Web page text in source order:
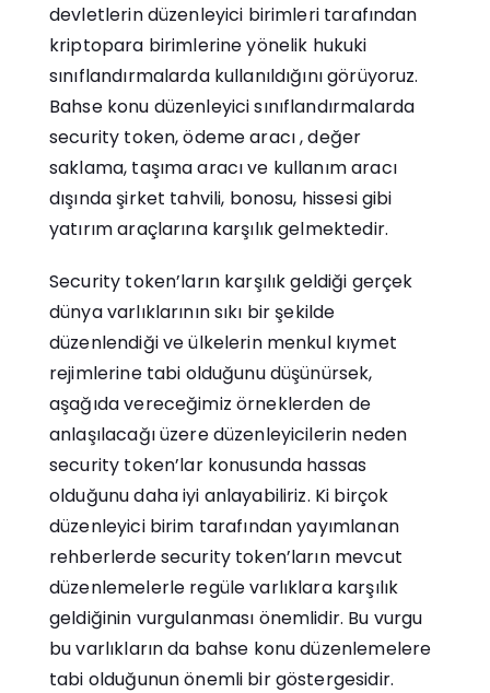
devletlerin düzenleyici birimleri tarafından
kriptopara birimlerine yönelik hukuki
sınıflandırmalarda kullanıldığını görüyoruz.
Bahse konu düzenleyici sınıflandırmalarda
security token, ödeme aracı , değer
saklama, taşıma aracı ve kullanım aracı
dışında şirket tahvili, bonosu, hissesi gibi
yatırım araçlarına karşılık gelmektedir.
Security token’ların karşılık geldiği gerçek
dünya varlıklarının sıkı bir şekilde
düzenlendiği ve ülkelerin menkul kıymet
rejimlerine tabi olduğunu düşünürsek,
aşağıda vereceğimiz örneklerden de
anlaşılacağı üzere düzenleyicilerin neden
security token’lar konusunda hassas
olduğunu daha iyi anlayabiliriz. Ki birçok
düzenleyici birim tarafından yayımlanan
rehberlerde security token’ların mevcut
düzenlemelerle regüle varlıklara karşılık
geldiğinin vurgulanması önemlidir. Bu vurgu
bu varlıkların da bahse konu düzenlemelere
tabi olduğunun önemli bir göstergesidir.